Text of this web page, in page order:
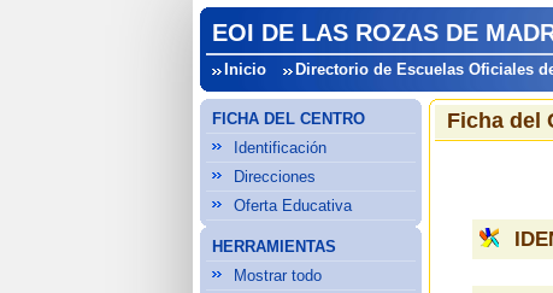
EOI DE LAS ROZAS DE
Inicio Directorio de Escuelas Oficiales
FICHA DEL CENTRO
Identificación
Direcciones
Oferta Educativa
HERRAMIENTAS
Mostrar todo
Ficha del